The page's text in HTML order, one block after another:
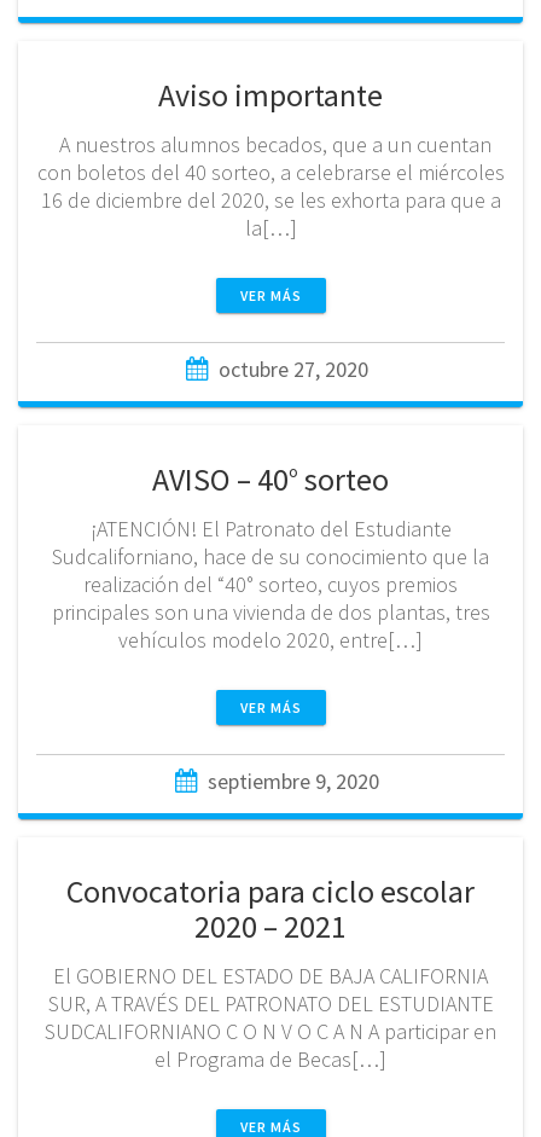
Aviso importante
A nuestros alumnos becados, que a un cuentan
con boletos del 40 sorteo, a celebrarse el miércoles
16 de diciembre del 2020, se les exhorta para que a
la[…]
VER MÁS
octubre 27, 2020
AVISO – 40° sorteo
¡ATENCIÓN! El Patronato del Estudiante
Sudcaliforniano, hace de su conocimiento que la
realización del “40° sorteo, cuyos premios
principales son una vivienda de dos plantas, tres
vehículos modelo 2020, entre[…]
VER MÁS
septiembre 9, 2020
Convocatoria para ciclo escolar
2020 – 2021
El GOBIERNO DEL ESTADO DE BAJA CALIFORNIA
SUR, A TRAVÉS DEL PATRONATO DEL ESTUDIANTE
SUDCALIFORNIANO C O N V O C A N A participar en
el Programa de Becas[…]
VER MÁS